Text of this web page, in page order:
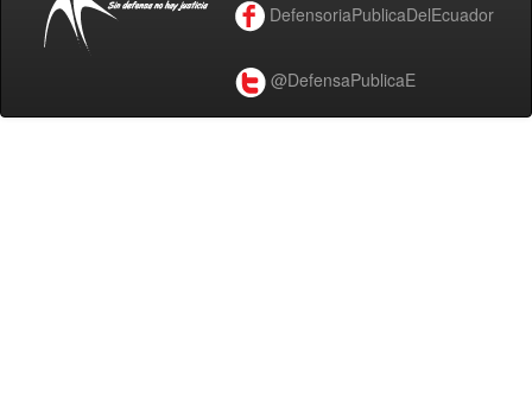
DefensoriaPublicaDelEcuador
@DefensaPublicaE